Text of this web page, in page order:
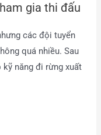
gia thi đấu
các đội tuyển
quá nhiều. Sau
năng đi rừng xuất